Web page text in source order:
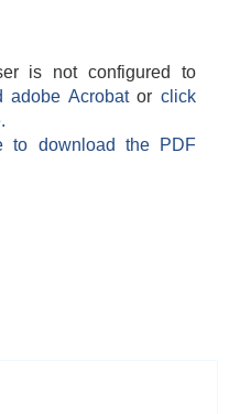
is not configured to
adobe Acrobatorclick
to download the PDF